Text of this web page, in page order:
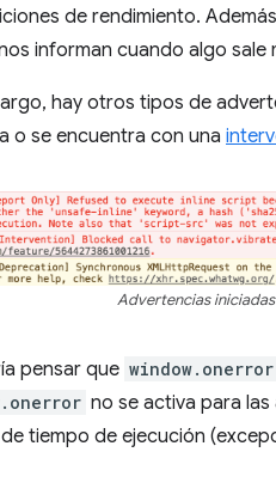
de rendimiento.
informan cuando algo sale
hay otros tipos de
o se encuentra con una
Advertencias
pensar que window.onerror
no se activa para
tiempo de ejecución